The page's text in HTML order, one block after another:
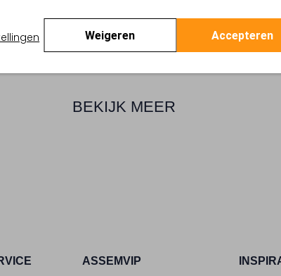
Weigeren Accepteren
BEKIJK MEER
ASSEMVIP